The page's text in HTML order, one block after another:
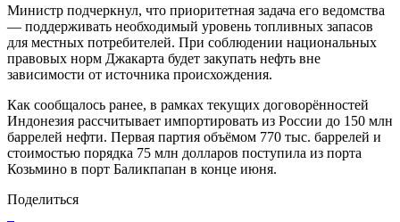
Министр подчеркнул, что приоритетная задача его ведомства
— поддерживать необходимый уровень топливных запасов
для местных потребителей. При соблюдении национальных
правовых норм Джакарта будет закупать нефть вне
зависимости от источника происхождения.
Как сообщалось ранее, в рамках текущих договорённостей
Индонезия рассчитывает импортировать из России до 150 млн
баррелей нефти. Первая партия объёмом 770 тыс. баррелей и
стоимостью порядка 75 млн долларов поступила из порта
Козьмино в порт Баликпапан в конце июня.
Поделиться